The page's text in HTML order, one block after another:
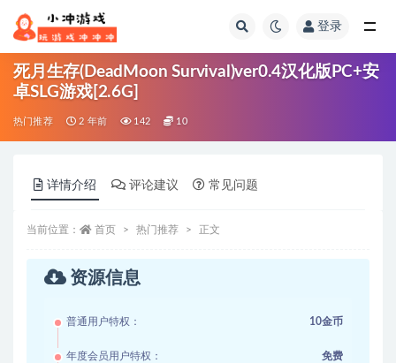
登录
死月生存(DeadMoon Survival)ver0.4汉化版PC+安
卓SLG游戏[2.6G]
热门推荐 2 年前 142 10
详情介绍 评论建议 常见问题
当前位置： 首页 热门推荐 正文
资源信息
普通用户特权： 10金币
年度会员用户特权： 免费